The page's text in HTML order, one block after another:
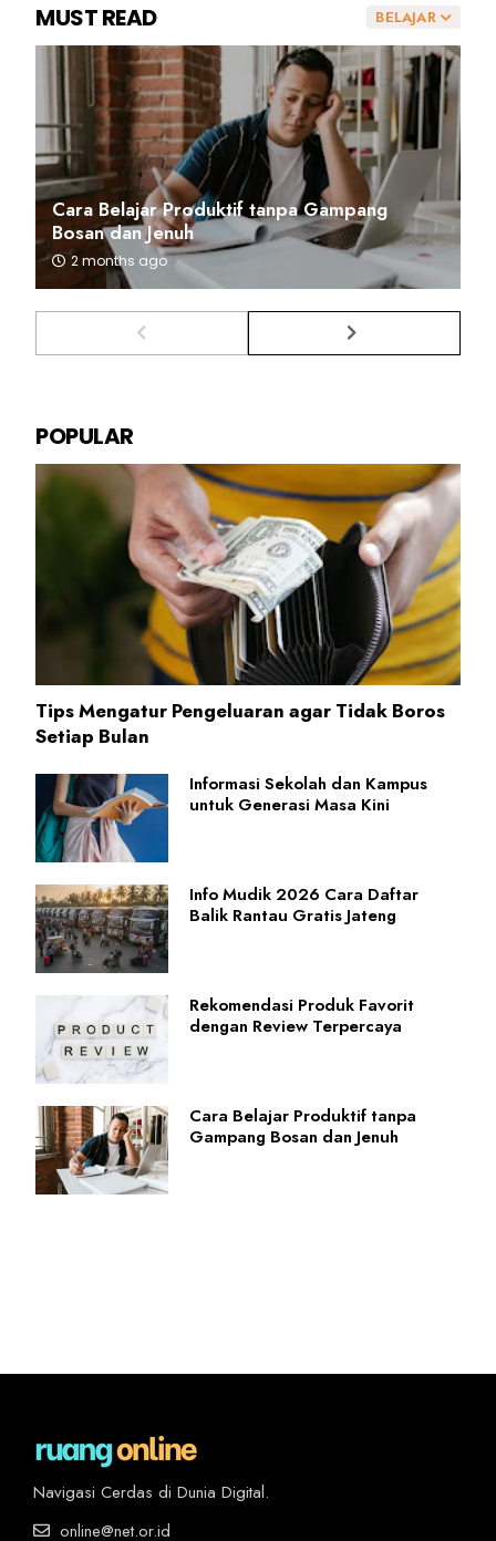
BELAJAR
MUST READ
Cara Belajar Produktif tanpa Gampang
Bosan dan Jenuh
2 months ago
POPULAR
Tips Mengatur Pengeluaran agar Tidak Boros
Setiap Bulan
Informasi Sekolah dan Kampus
untuk Generasi Masa Kini
Info Mudik 2026 Cara Daftar
Balik Rantau Gratis Jateng
Rekomendasi Produk Favorit
dengan Review Terpercaya
Cara Belajar Produktif tanpa
Gampang Bosan dan Jenuh
Navigasi Cerdas di Dunia Digital.
online@net.or.id